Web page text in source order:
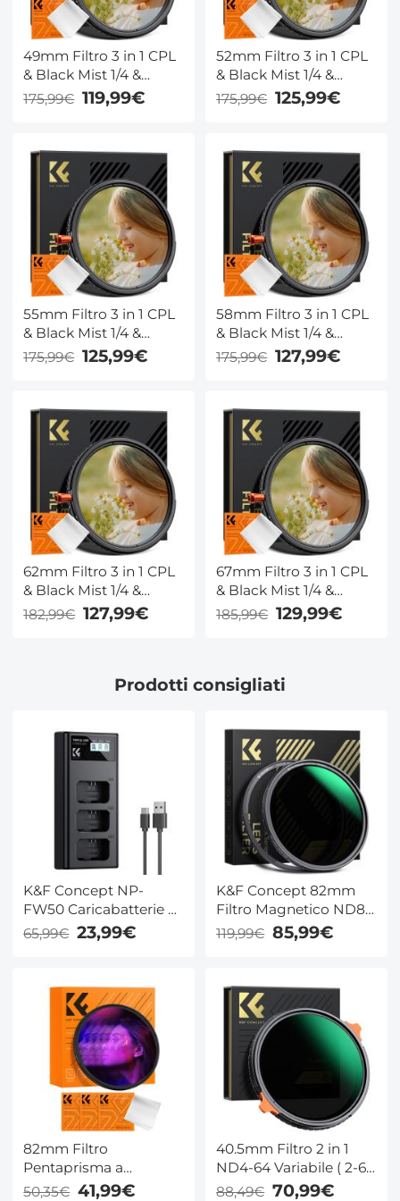
49mm Filtro 3 in 1 CPL
& Black Mist 1/4 &
Variabile ND2-32 (5
Nano Rivestimento -
Serie Nano-Xcel
175,99€ 119,99€
52mm Filtro 3 in 1 CPL
& Black Mist 1/4 &
Variabile ND2-32 (5
Nano Rivestimento -
Serie Nano-Xcel
175,99€ 125,99€
55mm Filtro 3 in 1 CPL
& Black Mist 1/4 &
Variabile ND2-32 (5
Stop) Filtro in Vetro
Nano Rivestimento -
Serie Nano-Xcel
175,99€ 125,99€
58mm Filtro 3 in 1 CPL
& Black Mist 1/4 &
Variabile ND2-32 (5
Stop) Filtro in Vetro
Nano Rivestimento -
Serie Nano-Xcel
175,99€ 127,99€
62mm Filtro 3 in 1 CPL
& Black Mist 1/4 &
Variabile ND2-32 (5
Stop) Filtro in Vetro
Serie Nano-Xcel
182,99€ 127,99€
67mm Filtro 3 in 1 CPL
& Black Mist 1/4 &
Variabile ND2-32 (5
Stop) Filtro in Vetro
Serie Nano-Xcel
185,99€ 129,99€
Prodotti consigliati
K&F Concept NP-
FW50 Caricabatterie 3-
Slot ZV-E10
fotocamere Sony
A6400 A6600 ZV-E10
A7 A7ii
65,99€ 23,99€
K&F Concept 82mm
Filtro Magnetico ND8-
128 (5 Stop) Variabile +
Nano-Xcel
119,99€ 85,99€
82mm Filtro
Pentaprisma a
Miraggio Lineare, Filtro
50,35€ 41,99€
40.5mm Filtro 2 in 1
ND4-64 Variabile ( 2-6
Stop) + Polarizzatore
88,49€ 70,99€